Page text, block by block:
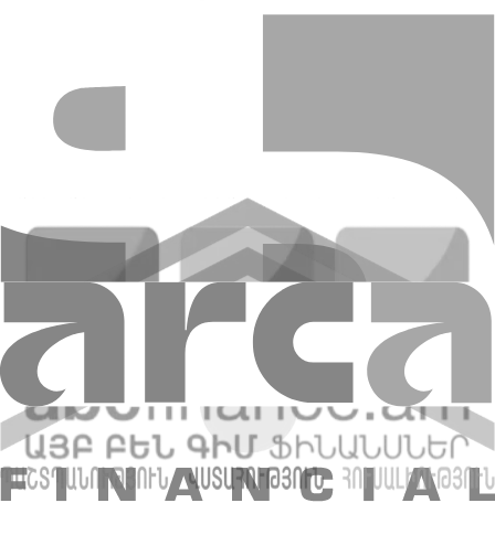
Ինչպե՞ս ենք մենք աշխատում:
Աշխատանքային ժամեր:
Երկուշաբթի - ուրբաթ` 09:15-ից մինչև
Երկուշաբթի - ուրբաթ` 09:15-ից
մինչև 16.45
Մասնաճյուղեր Երկուշաբթի - ուրբաթ` 09:15-ից մինչև 16:45,
Կենտրոն մ/ճ (երկ-ուրբ․ 09։15-19։30, շբթ․ 10։15-13։45),
Մերգելյան մ/ճ (շբթ․ 10:15-13:45)
Հանգստյան օրեր
Շաբաթ և կիրակի
Գրեք մեզ
Թարմացված է 02.02.2026 05:25
+374 10 59 20 20Գլխամասային գրասենյակ՝ ՀՀ, 0010, ք․
Երևան, Նալբանդյան 48E-mail: info@amiobank.am
Բջջային հավելված